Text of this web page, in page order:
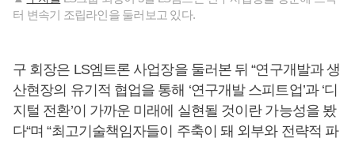
터 변속기 조립라인을 둘러보고 있다.
구 회장은 LS엠트론 사업장을 둘러본 뒤 “연구개발과 생
산현장의 유기적 협업을 통해 ‘연구개발 스피트업’과 ‘디
지털 전환’이 가까운 미래에 실현될 것이란 가능성을 봤
다“며 “최고기술책임자들이 주축이 돼 외부와 전략적 파